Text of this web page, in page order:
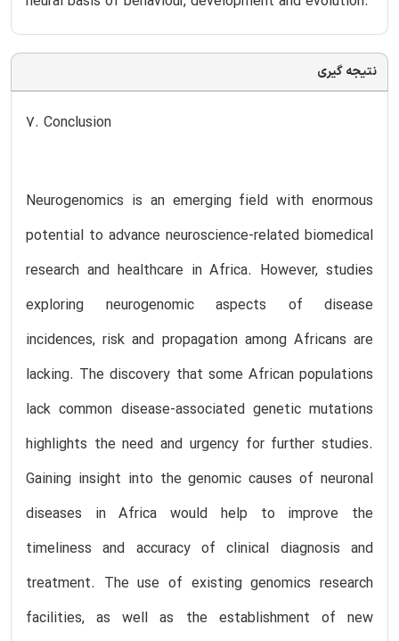
نتیجه گیری
7. Conclusion
Neurogenomics is an emerging field with enormous
potential to advance neuroscience-related biomedical
research and healthcare in Africa. However, studies
exploring neurogenomic aspects of disease
incidences, risk and propagation among Africans are
lacking. The discovery that some African populations
lack common disease-associated genetic mutations
highlights the need and urgency for further studies.
Gaining insight into the genomic causes of neuronal
diseases in Africa would help to improve the
timeliness and accuracy of clinical diagnosis and
treatment. The use of existing genomics research
facilities, as well as the establishment of new